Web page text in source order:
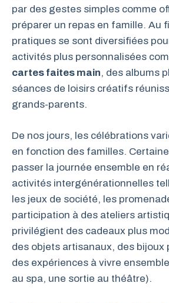
par des gestes simples comme
préparer un repas en famille. Au
pratiques se sont diversifiées
activités plus personnalisées
cartes faites main, des albums
séances de loisirs créatifs
grands-parents.
De nos jours, les célébrations
en fonction des familles.
passer la journée ensemble en
activités intergénérationnelles
les jeux de société, les
participation à des ateliers
privilégient des cadeaux plus
des objets artisanaux, des bijoux
des expériences à vivre
au spa, une sortie au théâtre).